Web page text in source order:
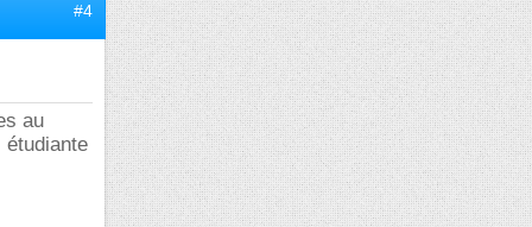
#4
au
étudiante